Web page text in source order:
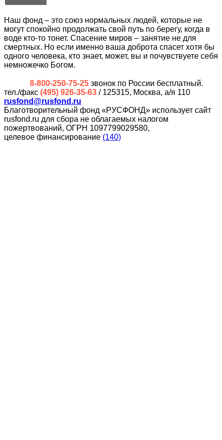
Наш фонд – это союз нормальных людей, которые не
могут спокойно продолжать свой путь по берегу, когда в
воде кто-то тонет. Спасение миров – занятие не для
смертных. Но если именно ваша доброта спасет хотя бы
одного человека, кто знает, может, вы и почувствуете себя
немножечко Богом.
8-800-250-75-25 звонок по России бесплатный.
тел./факс (495) 926-35-63 / 125315, Москва, а/я 110
rusfond@rusfond.ru
Благотворительный фонд «РУСФОНД» использует сайт
rusfond.ru для сбора не облагаемых налогом
пожертвований, ОГРН 1097799029580,
целевое финансирование (140)